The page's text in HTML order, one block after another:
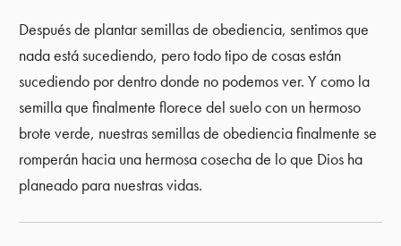
Después de plantar semillas de obediencia, sentimos que
nada está sucediendo, pero todo tipo de cosas están
sucediendo por dentro donde no podemos ver. Y como la
semilla que finalmente florece del suelo con un hermoso
brote verde, nuestras semillas de obediencia finalmente se
romperán hacia una hermosa cosecha de lo que Dios ha
planeado para nuestras vidas.